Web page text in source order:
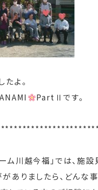
たよ。
PartⅡです。
ム川越今福」では、施
ありましたら、どんな